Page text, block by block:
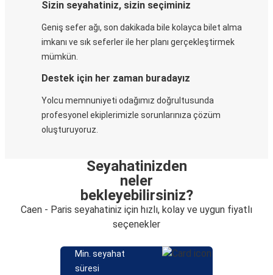
Sizin seyahatiniz, sizin seçiminiz
Geniş sefer ağı, son dakikada bile kolayca bilet alma
imkanı ve sık seferler ile her planı gerçekleştirmek
mümkün.
Destek için her zaman buradayız
Yolcu memnuniyeti odağımız doğrultusunda
profesyonel ekiplerimizle sorunlarınıza çözüm
oluşturuyoruz.
Seyahatinizden
neler
bekleyebilirsiniz?
Caen - Paris seyahatiniz için hızlı, kolay ve uygun fiyatlı
seçenekler
Min. seyahat
süresi